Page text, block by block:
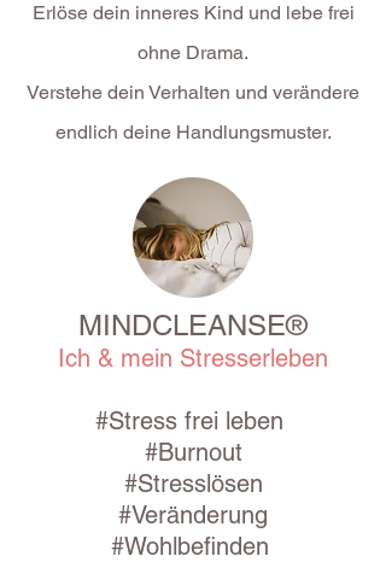
Erlöse dein inneres Kind und lebe frei
ohne Drama.
Verstehe dein Verhalten und verändere
endlich deine Handlungsmuster.
MINDCLEANSE®
Ich & mein Stresserleben
#Stress frei leben
#Burnout
#Stresslösen
#Veränderung
#Wohlbefinden